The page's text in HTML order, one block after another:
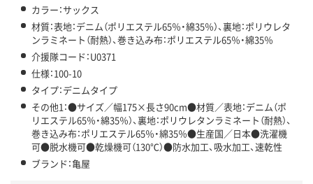
カラー：サックス
材質：表地：デニム（ポリエステル65％・綿35％）、裏地：ポリウレタ
ンラミネート（耐熱）、巻き込み布：ポリエステル65％・綿35％
介援隊コード：U0371
仕様：100-10
タイプ：デニムタイプ
その他1：●サイズ／幅175×長さ90cm●材質／表地：デニム（ポ
リエステル65％・綿35％）、裏地：ポリウレタンラミネート（耐熱）、
巻き込み布：ポリエステル65％・綿35％●生産国／日本●洗濯機
可●脱水機可●乾燥機可（130℃）●防水加工、吸水加工、速乾性
ブランド：亀屋